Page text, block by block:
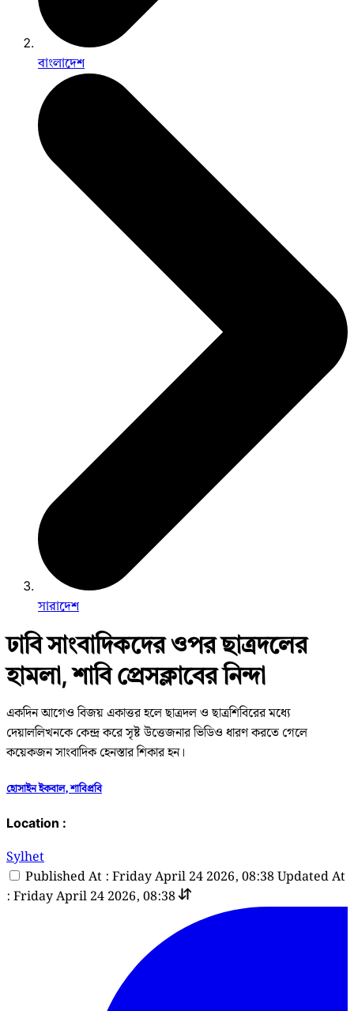
বাংলাদেশ
সারাদেশ
ঢাবি সাংবাদিকদের ওপর ছাত্রদলের
হামলা, শাবি প্রেসক্লাবের নিন্দা
একদিন আগেও বিজয় একাত্তর হলে ছাত্রদল ও ছাত্রশিবিরের মধ্যে
দেয়াললিখনকে কেন্দ্র করে সৃষ্ট উত্তেজনার ভিডিও ধারণ করতে গেলে
কয়েকজন সাংবাদিক হেনস্তার শিকার হন।
হোসাইন ইকবাল, শাবিপ্রবি
Location :
Sylhet
Published At : Friday April 24 2026, 08:38Updated At
: Friday April 24 2026, 08:38